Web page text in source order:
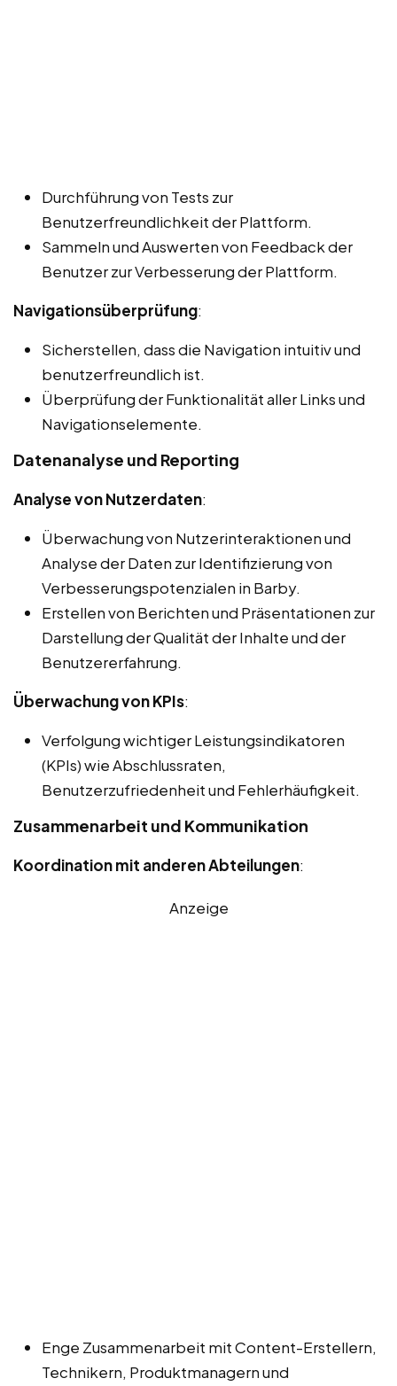
Durchführung von Tests zur
Benutzerfreundlichkeit der Plattform.
Sammeln und Auswerten von Feedback der
Benutzer zur Verbesserung der Plattform.
Navigationsüberprüfung:
Sicherstellen, dass die Navigation intuitiv und
benutzerfreundlich ist.
Überprüfung der Funktionalität aller Links und
Navigationselemente.
Datenanalyse und Reporting
Analyse von Nutzerdaten:
Überwachung von Nutzerinteraktionen und
Analyse der Daten zur Identifizierung von
Verbesserungspotenzialen in Barby.
Erstellen von Berichten und Präsentationen zur
Darstellung der Qualität der Inhalte und der
Benutzererfahrung.
Überwachung von KPIs:
Verfolgung wichtiger Leistungsindikatoren
(KPIs) wie Abschlussraten,
Benutzerzufriedenheit und Fehlerhäufigkeit.
Zusammenarbeit und Kommunikation
Koordination mit anderen Abteilungen:
Anzeige
Enge Zusammenarbeit mit Content-Erstellern,
Technikern, Produktmanagern und